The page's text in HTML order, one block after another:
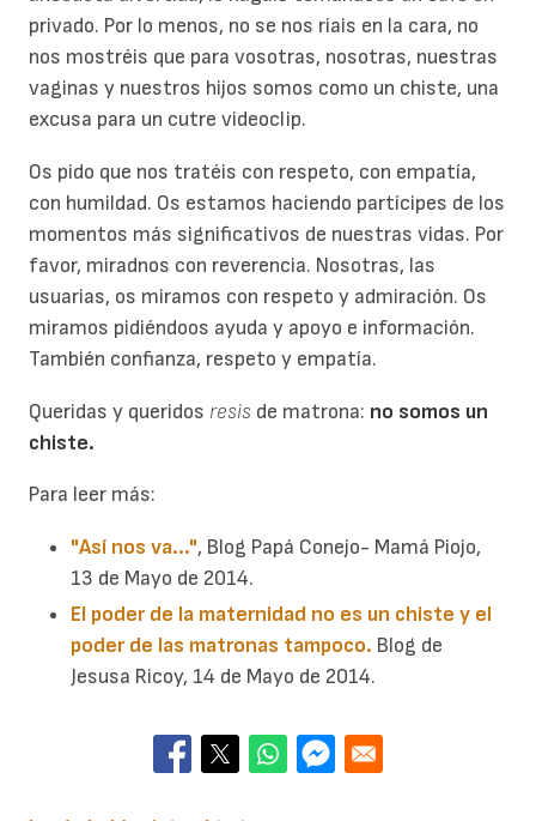
privado. Por lo menos, no se nos riais en la cara, no
nos mostréis que para vosotras, nosotras, nuestras
vaginas y nuestros hijos somos como un chiste, una
excusa para un cutre videoclip.
Os pido que nos tratéis con respeto, con empatía,
con humildad. Os estamos haciendo partícipes de los
momentos más significativos de nuestras vidas. Por
favor, miradnos con reverencia. Nosotras, las
usuarias, os miramos con respeto y admiración. Os
miramos pidiéndoos ayuda y apoyo e información.
También confianza, respeto y empatía.
Queridas y queridos resis de matrona: no somos un
chiste.
Para leer más:
"Así nos va...", Blog Papá Conejo- Mamá Piojo,
13 de Mayo de 2014.
El poder de la maternidad no es un chiste y el
poder de las matronas tampoco. Blog de
Jesusa Ricoy, 14 de Mayo de 2014.